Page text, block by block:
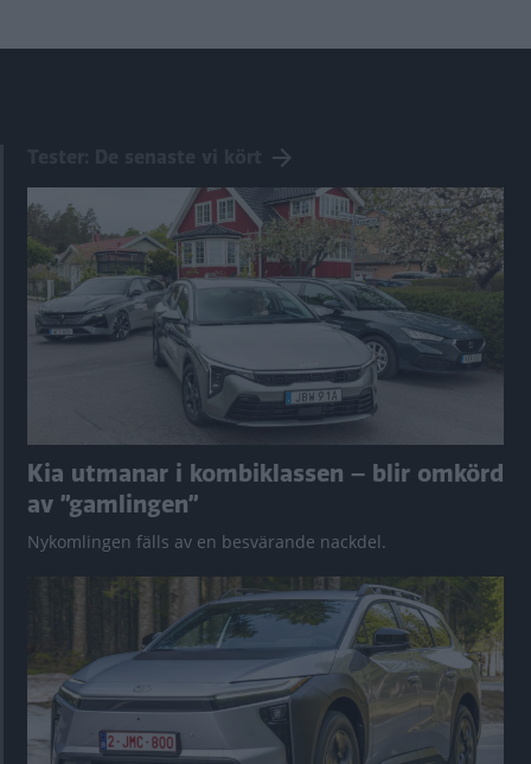
Kia utmanar i kombiklassen – blir omkörd
av ”gamlingen”
Nykomlingen fälls av en besvärande nackdel.